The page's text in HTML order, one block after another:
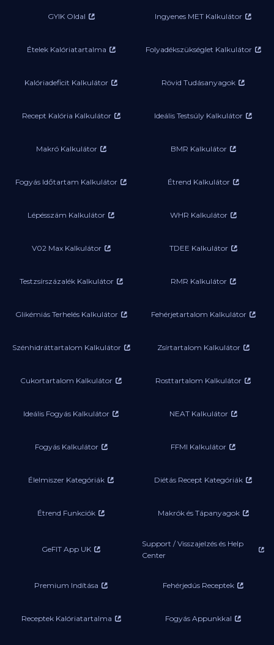
GYIK Oldal Ingyenes MET Kalkulátor
Ételek Kalóriatartalma Folyadékszükséglet Kalkulátor
Kalóriadeficit Kalkulátor Rövid Tudásanyagok
Recept Kalória Kalkulátor Ideális Testsúly Kalkulátor
Makró Kalkulátor BMR Kalkulátor
Fogyás Időtartam Kalkulátor Étrend Kalkulátor
Lépésszám Kalkulátor WHR Kalkulátor
V02 Max Kalkulátor TDEE Kalkulátor
Testzsírszázalék Kalkulátor RMR Kalkulátor
Glikémiás Terhelés Kalkulátor Fehérjetartalom Kalkulátor
Szénhidráttartalom Kalkulátor Zsírtartalom Kalkulátor
Cukortartalom Kalkulátor Rosttartalom Kalkulátor
Ideális Fogyás Kalkulátor NEAT Kalkulátor
Fogyás Kalkulátor FFMI Kalkulátor
Élelmiszer Kategóriák Diétás Recept Kategóriák
Étrend Funkciók Makrók és Tápanyagok
GeFIT App UK
Support / Visszajelzés és Help
Center
Premium Indítása Fehérjedús Receptek
Receptek Kalóriatartalma Fogyás Appunkkal